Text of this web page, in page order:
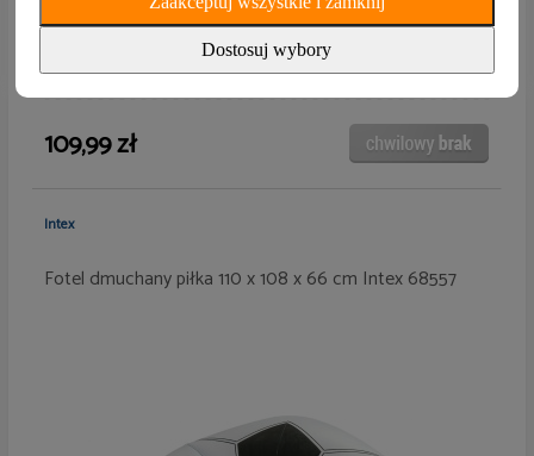
109,99 zł
Intex
Fotel dmuchany piłka 110 x 108 x 66 cm Intex 68557
Dostosuj wybory